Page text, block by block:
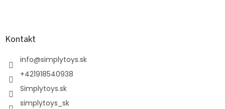
Kontakt
info@simplytoys.sk
+421918540938
Simplytoys.sk
simplytoys_sk